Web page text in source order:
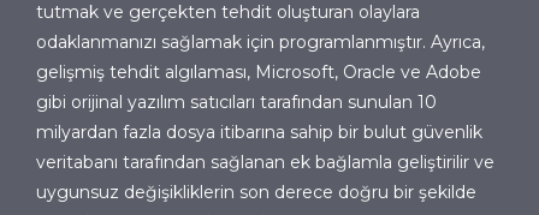
tutmak ve gerçekten tehdit oluşturan olaylara
odaklanmanızı sağlamak için programlanmıştır. Ayrıca,
gelişmiş tehdit algılaması, Microsoft, Oracle ve Adobe
gibi orijinal yazılım satıcıları tarafından sunulan 10
milyardan fazla dosya itibarına sahip bir bulut güvenlik
veritabanı tarafından sağlanan ek bağlamla geliştirilir ve
uygunsuz değişikliklerin son derece doğru bir şekilde